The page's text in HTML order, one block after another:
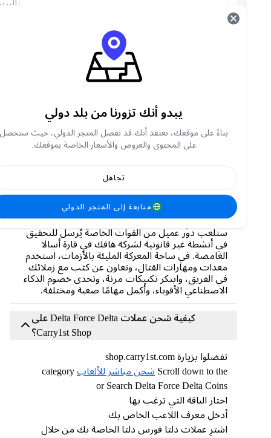
سنرسل لك إيصالًا عبر البريد الإلكتروني، يرجى إدخال عنوان
شحن رصيد دلتا فورس الشرق الأوسط وشمال أفريقيا
نبذة عن دلتا فورس
دلتا فورس هي لعبة إطلاق نار تكتيكية من منظور
الشخص الأول، تدور أحداثها في عام ١٩٨٨. في هذا
الجزء الثاني من سلسلة دلتا فورس الكلاسيكية،
ستلعب دور عميل من القوات الخاصة يُرسل للتحقيق
في أنشطة غير قانونية لشركة هافك في قارة أسالا
الغامضة. في ساحة المعركة المليئة بالأزمات، استخدم
معدات ومهارات القتال، وتعاون عن كثب مع زملائك
في الفريق، وابتكر تكتيكات مرنة، وتحدى خصوم الذكاء
الاصطناعي الأقوياء، وأكمل مهامًا صعبة ومختلفة.
كيفية شحن عملات Delta Force Delta على
Carry1st Shop؟
تفضلوا بزيارة shop.carry1st.com
Scroll down to the شحن مباشر للألعاب category
or Search Delta Force Delta Coins
اختار الباقة التي ترغب بها
أدخل معرف اللاعب الخاص بك
اشترِ عملات دلتا فورس دلتا الخاصة بك من خلال
يبدو أنك تزورنا من بلد دولي
بناءً على موقعك، نعتقد أنك قد تفضل المتجر الدولي، حيث ستحصل
على المحتوى والعروض والأسعار الخاصة بموقعك.
متابعة إلى المتجر الدولي